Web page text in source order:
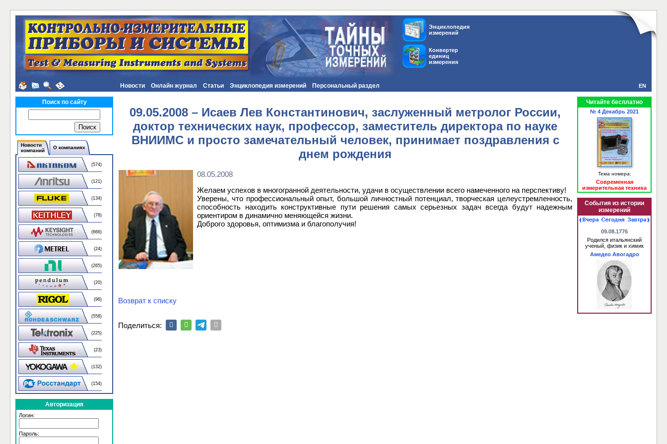
Энциклопедия
измерений
Конвертер
единиц
измерения
Новости Онлайн журнал Статьи Энциклопедия измерений Персональный раздел EN
Поиск по сайту
Новости
компаний
О компаниях
(574)
(121)
(134)
(78)
(666)
(24)
(265)
(20)
(96)
(558)
(225)
(23)
(132)
(154)
Авторизация
Логин:
Пароль:
09.05.2008 – Исаев Лев Константинович, заслуженный метролог России,
доктор технических наук, профессор, заместитель директора по науке
ВНИИМС и просто замечательный человек, принимает поздравления с
днем рождения
08.05.2008
Желаем успехов в многогранной деятельности, удачи в осуществлении всего намеченного на перспективу!
Уверены, что профессиональный опыт, большой личностный потенциал, творческая целеустремленность,
способность находить конструктивные пути решения самых серьезных задач всегда будут надежным
ориентиром в динамично меняющейся жизни.
Доброго здоровья, оптимизма и благополучия!
Возврат к списку
Поделиться:
Читайте бесплатно
№ 4 Декабрь 2021
Тема номера:
Современная
измерительная техника
События из истории
измерений
09.08.1776
Родился итальянский
ученый, физик и химик
Амедео Авогадро